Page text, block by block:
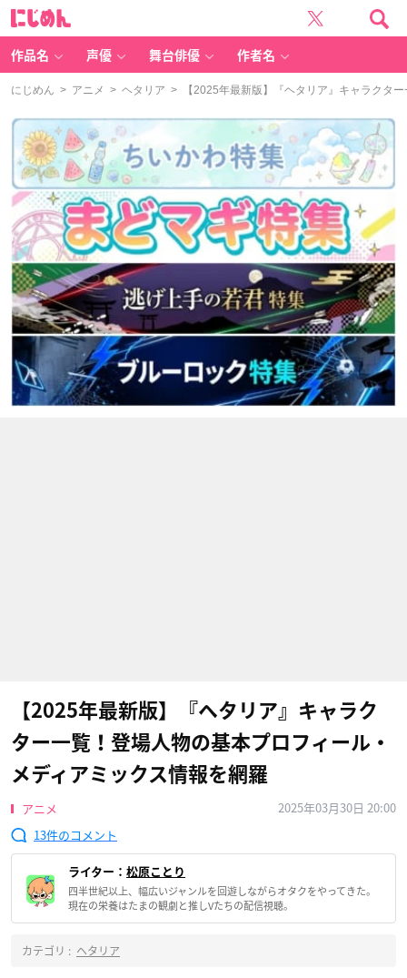
作品名 声優 舞台俳優 作者名
にじめん > アニメ > ヘタリア > 【2025年最新版】『ヘタリア』キャラクタ
【2025年最新版】『ヘタリア』キャラク
ター一覧！登場人物の基本プロフィール・
メディアミックス情報を網羅
アニメ
2025年03月30日 20:00
13
ライター： 松原ことり
四半世紀以上、幅広いジャンルを回遊しながらオタクをやってきた。
現在の栄養はたまの観劇と推しVたちの配信視聴。
カテゴリ : ヘタリア